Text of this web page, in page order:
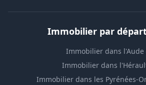
Immobilier par
Immobilier dans l'Aude
Immobilier dans
Immobilier dans les Pyrénées-